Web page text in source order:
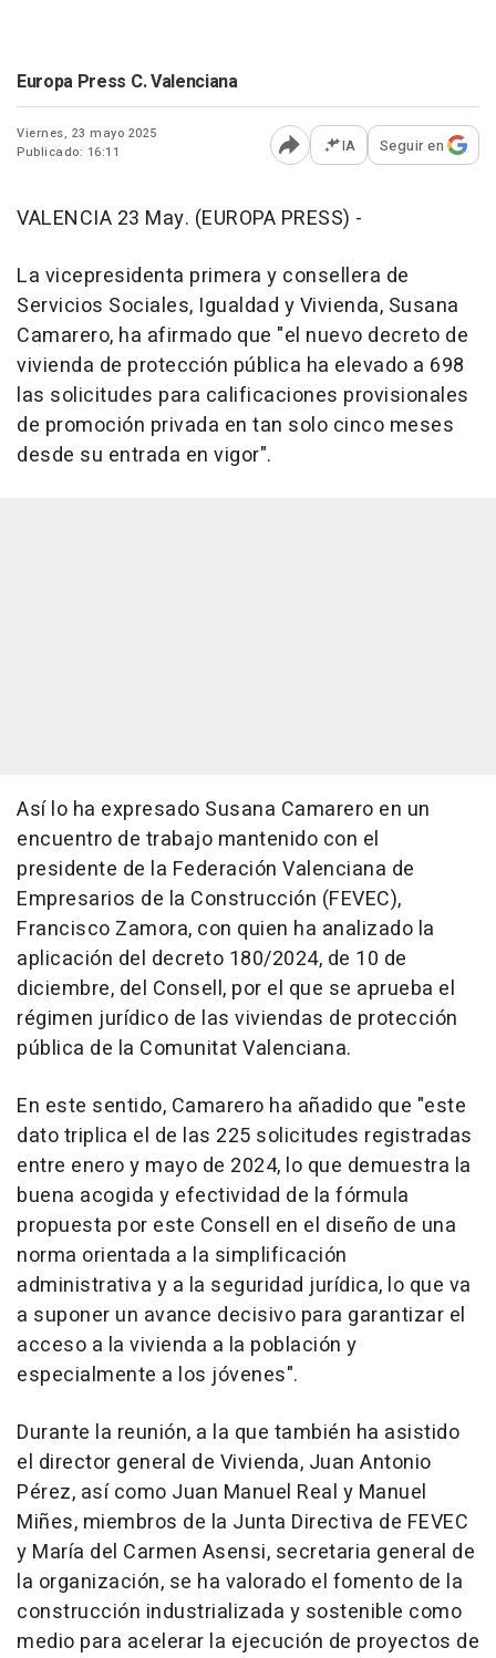
Europa Press C. Valenciana
Viernes, 23 mayo 2025
Publicado: 16:11
Abrir opciones para
IA Seguir en
VALENCIA 23 May. (EUROPA PRESS) -
La vicepresidenta primera y consellera de
Servicios Sociales, Igualdad y Vivienda, Susana
Camarero, ha afirmado que "el nuevo decreto de
vivienda de protección pública ha elevado a 698
las solicitudes para calificaciones provisionales
de promoción privada en tan solo cinco meses
desde su entrada en vigor".
Así lo ha expresado Susana Camarero en un
encuentro de trabajo mantenido con el
presidente de la Federación Valenciana de
Empresarios de la Construcción (FEVEC),
Francisco Zamora, con quien ha analizado la
aplicación del decreto 180/2024, de 10 de
diciembre, del Consell, por el que se aprueba el
régimen jurídico de las viviendas de protección
pública de la Comunitat Valenciana.
En este sentido, Camarero ha añadido que "este
dato triplica el de las 225 solicitudes registradas
entre enero y mayo de 2024, lo que demuestra la
buena acogida y efectividad de la fórmula
propuesta por este Consell en el diseño de una
norma orientada a la simplificación
administrativa y a la seguridad jurídica, lo que va
a suponer un avance decisivo para garantizar el
acceso a la vivienda a la población y
especialmente a los jóvenes".
Durante la reunión, a la que también ha asistido
el director general de Vivienda, Juan Antonio
Pérez, así como Juan Manuel Real y Manuel
Miñes, miembros de la Junta Directiva de FEVEC
y María del Carmen Asensi, secretaria general de
la organización, se ha valorado el fomento de la
construcción industrializada y sostenible como
medio para acelerar la ejecución de proyectos de